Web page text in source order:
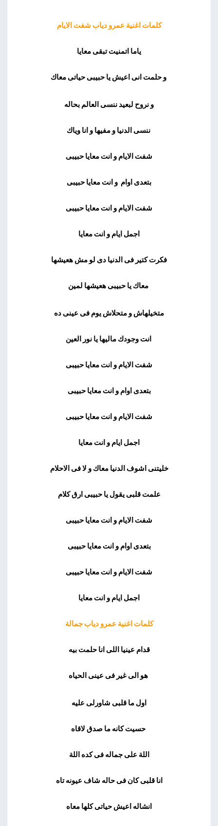
كلمات اغنية عمرو دياب شفت الايام
ياما اتمنيت تبقى معايا
و حلمت انى اعيش يا حبيبى حياتى معاك
و نروح لبعيد ننسى العالم بحاله
ننسى الدنيا و مفيها و انا وياك
شفت الايام و انت معايا حبيبى
بتعدى اوام و انت معايا حبيبى
شفت الايام و انت معايا حبيبى
اجمل ايام و انت معايا
فكرت كتير فى الدنيا دى لو مش هعيشها
معاك يا حبيبى هعيشها لمين
متخيلهاش و متحلاش يوم فى عينى ده
انت وجودك ماليها يا نور العين
شفت الايام و انت معايا حبيبى
بتعدى اوام و انت معايا حبيبى
شفت الايام و انت معايا حبيبى
اجمل ايام و انت معايا
خليتنى اشوف الدنيا معاك و لا فى الاحلام
علمت قلبى يقول يا حبيبى ارق كلام
شفت الايام و انت معايا حبيبى
بتعدى اوام و انت معايا حبيبى
شفت الايام و انت معايا حبيبى
اجمل ايام و انت معايا
كلمات اغنية عمرو دياب جمالة
قدام عينيا اللى انا حلمت بيه
هو الى غير فى عينى الحياه
اول ما قلبى شاورلى عليه
حسيت كانه ما صدق لاقاه
اللة على جماله فى كده اللة
انا قلبى كان فى حاله شاف عيونه تاه
انشاله اعيش حياتى كلها معاه